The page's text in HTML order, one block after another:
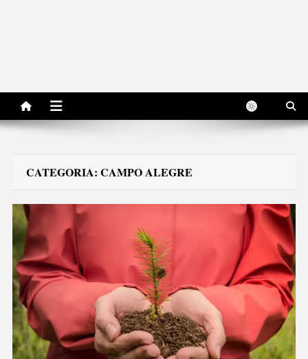
CATEGORIA: CAMPO ALEGRE